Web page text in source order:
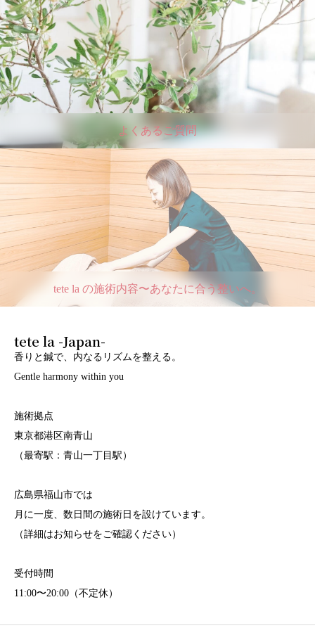
よくあるご質問
tete la の施術内容〜あなたに合う整いへ。
tete la -Japan-
香りと鍼で、内なるリズムを整える。
Gentle harmony within you
施術拠点
東京都港区南青山
（最寄駅：青山一丁目駅）
広島県福山市では
月に一度、数日間の施術日を設けています。
（詳細はお知らせをご確認ください）
受付時間
11:00〜20:00（不定休）